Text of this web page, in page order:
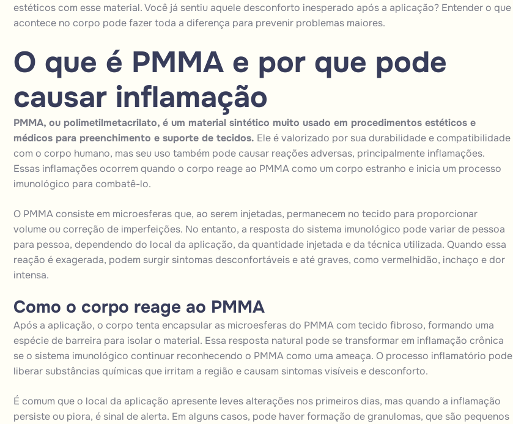
estéticos com esse material. Você já sentiu aquele desconforto inesperado após a aplicação? Entender o que
acontece no corpo pode fazer toda a diferença para prevenir problemas maiores.
O que é PMMA e por que pode
causar inflamação
PMMA, ou polimetilmetacrilato, é um material sintético muito usado em procedimentos estéticos e
médicos para preenchimento e suporte de tecidos. Ele é valorizado por sua durabilidade e compatibilidade
com o corpo humano, mas seu uso também pode causar reações adversas, principalmente inflamações.
Essas inflamações ocorrem quando o corpo reage ao PMMA como um corpo estranho e inicia um processo
imunológico para combatê-lo.
O PMMA consiste em microesferas que, ao serem injetadas, permanecem no tecido para proporcionar
volume ou correção de imperfeições. No entanto, a resposta do sistema imunológico pode variar de pessoa
para pessoa, dependendo do local da aplicação, da quantidade injetada e da técnica utilizada. Quando essa
reação é exagerada, podem surgir sintomas desconfortáveis e até graves, como vermelhidão, inchaço e dor
intensa.
Como o corpo reage ao PMMA
Após a aplicação, o corpo tenta encapsular as microesferas do PMMA com tecido fibroso, formando uma
espécie de barreira para isolar o material. Essa resposta natural pode se transformar em inflamação crônica
se o sistema imunológico continuar reconhecendo o PMMA como uma ameaça. O processo inflamatório pode
liberar substâncias químicas que irritam a região e causam sintomas visíveis e desconforto.
É comum que o local da aplicação apresente leves alterações nos primeiros dias, mas quando a inflamação
persiste ou piora, é sinal de alerta. Em alguns casos, pode haver formação de granulomas, que são pequenos